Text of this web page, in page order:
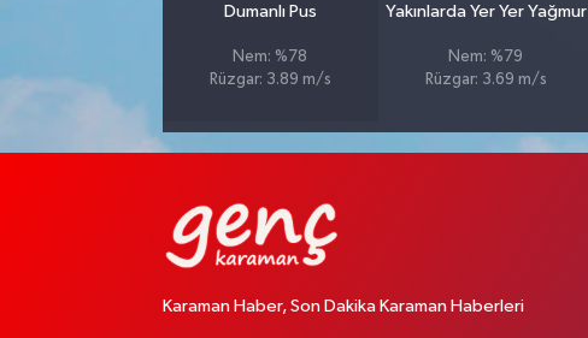
Dumanlı Pus
Nem: %78
Rüzgar: 3.89 m/s
Yakınlarda Yer Yer Yağmur
Nem: %79
Rüzgar: 3.69 m/s
Karaman Haber, Son Dakika Karaman Haberleri